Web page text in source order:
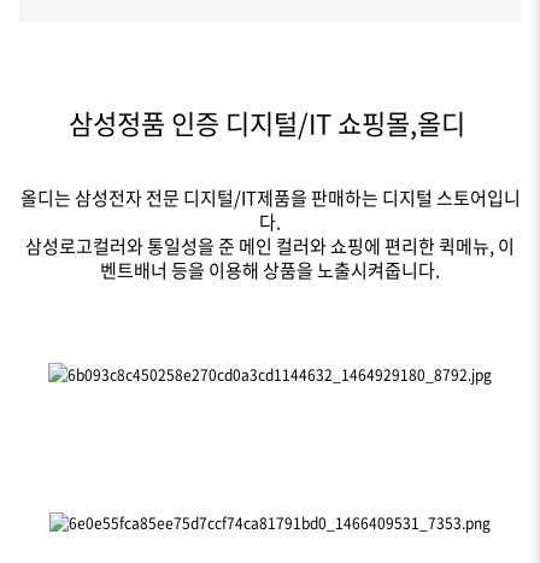
삼성정품 인증 디지털/IT 쇼핑몰,올디
올디는 삼성전자 전문 디지털/IT제품을 판매하는 디지털 스토어입니
다.
삼성로고컬러와 통일성을 준 메인 컬러와 쇼핑에 편리한 퀵메뉴, 이
벤트배너 등을 이용해 상품을 노출시켜줍니다.